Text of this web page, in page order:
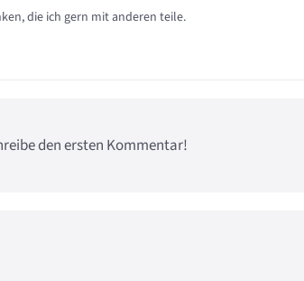
die ich gern mit anderen teile.
den ersten Kommentar!